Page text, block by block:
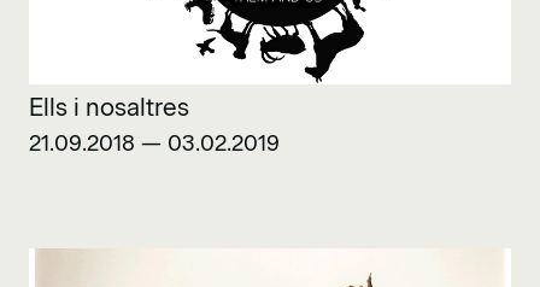
Ells i nosaltres
21.09.2018 — 03.02.2019